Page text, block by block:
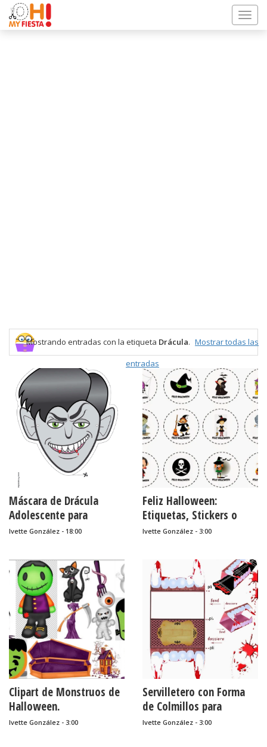
Mostrando entradas con la etiqueta Drácula. Mostrar todas las
entradas
Máscara de Drácula
Adolescente para
Imprimir Gratis.
Ivette González - 18:00
Feliz Halloween:
Etiquetas, Stickers o
Toppers para Cupcakes
Ivette González - 3:00
Clipart de Monstruos de
Halloween.
Ivette González - 3:00
Servilletero con Forma
de Colmillos para
Imprimir Gratis.
Ivette González - 3:00